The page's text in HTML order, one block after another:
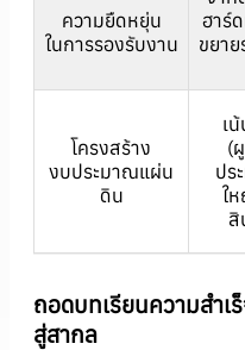
ความยืดหยุ่น
ในการรองรับงาน
ฮาร์
ขยาย
โครงสร้าง
งบประมาณแผ่น
ดิน
เ
(
ปร
ใ
สิ
ถอดบทเรียนความสำเ
สู่สากล